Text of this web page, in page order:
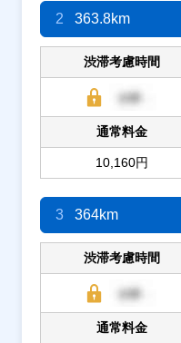
2 363.8km
渋滞考慮時間
通常料金
10,160円
3 364km
渋滞考慮時間
通常料金